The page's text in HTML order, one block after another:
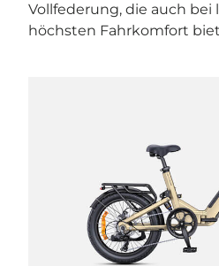
Vollfederung, die auch bei
höchsten Fahrkomfort